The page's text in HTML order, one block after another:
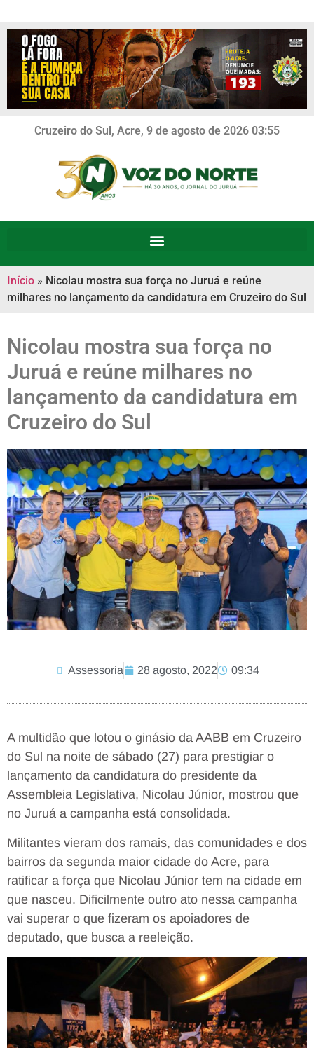
Cruzeiro do Sul, Acre, 9 de agosto de 2026 03:55
Início » Nicolau mostra sua força no Juruá e reúne
milhares no lançamento da candidatura em Cruzeiro do Sul
Nicolau mostra sua força no
Juruá e reúne milhares no
lançamento da candidatura em
Cruzeiro do Sul
Assessoria 28 agosto, 2022 09:34
A multidão que lotou o ginásio da AABB em Cruzeiro
do Sul na noite de sábado (27) para prestigiar o
lançamento da candidatura do presidente da
Assembleia Legislativa, Nicolau Júnior, mostrou que
no Juruá a campanha está consolidada.
Militantes vieram dos ramais, das comunidades e dos
bairros da segunda maior cidade do Acre, para
ratificar a força que Nicolau Júnior tem na cidade em
que nasceu. Dificilmente outro ato nessa campanha
vai superar o que fizeram os apoiadores de
deputado, que busca a reeleição.